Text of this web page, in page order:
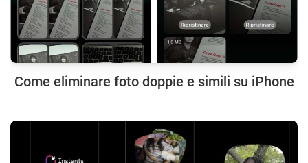
Come eliminare foto doppie e simili su iPhone